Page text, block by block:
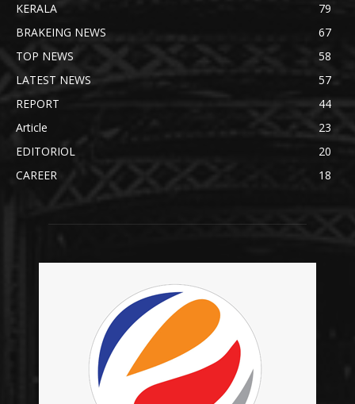
KERALA
79
BRAKEING NEWS
67
TOP NEWS
58
LATEST NEWS
57
REPORT
44
Article
23
EDITORIOL
20
CAREER
18